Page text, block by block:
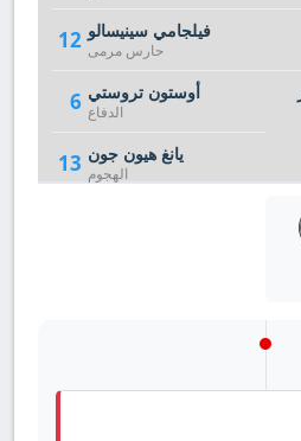
12 فيلجامي سينيسالو
حارس مرمى
6 أوستون تروستي
الدفاع
13 يانغ هيون جون
الهجوم